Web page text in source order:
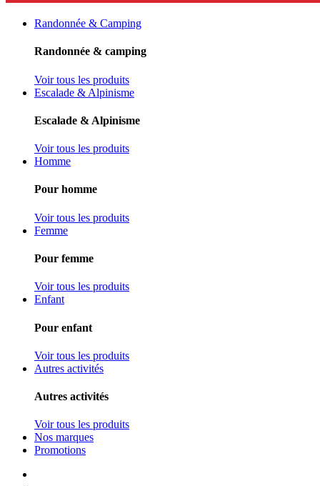
Randonnée & Camping
Randonnée & camping
Voir tous les produits
Escalade & Alpinisme
Escalade & Alpinisme
Voir tous les produits
Homme
Pour homme
Voir tous les produits
Femme
Pour femme
Voir tous les produits
Enfant
Pour enfant
Voir tous les produits
Autres activités
Autres activités
Voir tous les produits
Nos marques
Promotions